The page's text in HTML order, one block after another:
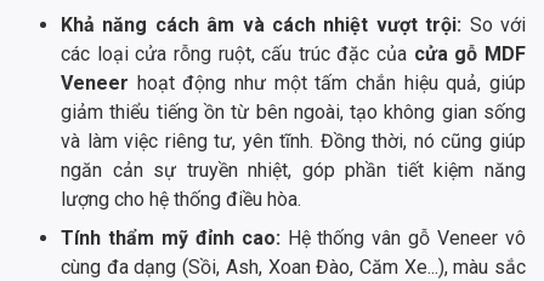
Khả năng cách âm và cách nhiệt vượt trội: So với
các loại cửa rỗng ruột, cấu trúc đặc của cửa gỗ MDF
Veneer hoạt động như một tấm chắn hiệu quả, giúp
giảm thiểu tiếng ồn từ bên ngoài, tạo không gian sống
và làm việc riêng tư, yên tĩnh. Đồng thời, nó cũng giúp
ngăn cản sự truyền nhiệt, góp phần tiết kiệm năng
lượng cho hệ thống điều hòa.
Tính thẩm mỹ đỉnh cao:Hệ thống vân gỗ Veneer vô
cùng đa dạng (Sồi, Ash, Xoan Đào, Căm Xe...), màu sắc